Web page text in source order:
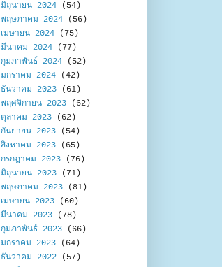
มิถุนายน 2024 (54)
พฤษภาคม 2024 (56)
เมษายน 2024 (75)
มีนาคม 2024 (77)
กุมภาพันธ์ 2024 (52)
มกราคม 2024 (42)
ธันวาคม 2023 (61)
พฤศจิกายน 2023 (62)
ตุลาคม 2023 (62)
กันยายน 2023 (54)
สิงหาคม 2023 (65)
กรกฎาคม 2023 (76)
มิถุนายน 2023 (71)
พฤษภาคม 2023 (81)
เมษายน 2023 (60)
มีนาคม 2023 (78)
กุมภาพันธ์ 2023 (66)
มกราคม 2023 (64)
ธันวาคม 2022 (57)